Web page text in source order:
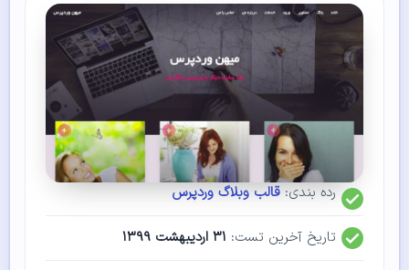
رده بندی:قالب وبلاگ وردپرس
تاریخ آخرین تست: ۳۱ اردیبهشت ۱۳۹۹